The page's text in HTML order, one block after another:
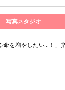
写真スタジオ
を増やしたい…！」